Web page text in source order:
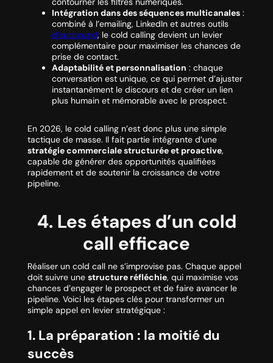
Intégration dans des séquences multicanales:
combiné à l’emailing, LinkedIn et autres outils
d’outbound, le cold calling devient un levier
complémentaire pour maximiser les chances de
prise de contact.
Adaptabilité et personnalisation : chaque
conversation est unique, ce qui permet d’ajuster
instantanément le discours et de créer un lien
plus humain et mémorable avec le prospect.
En 2026, le cold calling n’est donc plus une simple
tactique de masse. Il fait partie intégrante d’une
stratégie commerciale structurée et proactive,
capable de générer des opportunités qualifiées
rapidement et de soutenir la croissance de votre
pipeline.
4. Les étapes d’un cold
call efficace
Réaliser un cold call ne s’improvise pas. Chaque appel
doit suivre une structure réfléchie, qui maximise vos
chances d’engager le prospect et de faire avancer le
pipeline. Voici les étapes clés pour transformer un
simple appel en levier stratégique :
1. La préparation : la moitié du
succès